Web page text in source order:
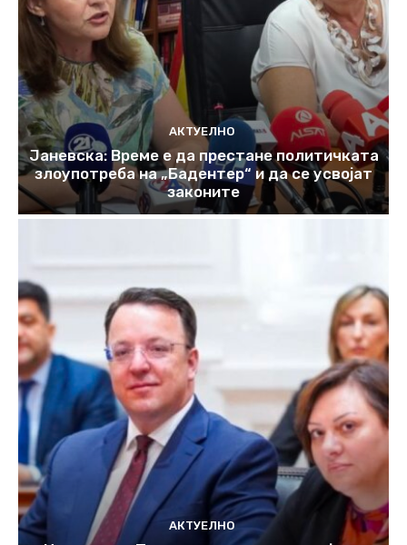
АКТУЕЛНО
Јаневска: Време е да престане политичката
злоупотреба на „Бадентер“ и да се усвојат
законите
АКТУЕЛНО